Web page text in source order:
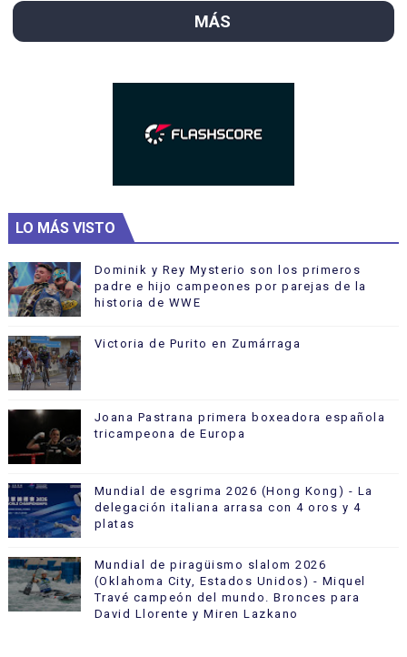
MÁS
LO MÁS VISTO
Dominik y Rey Mysterio son los primeros
padre e hijo campeones por parejas de la
historia de WWE
Victoria de Purito en Zumárraga
Joana Pastrana primera boxeadora española
tricampeona de Europa
Mundial de esgrima 2026 (Hong Kong) - La
delegación italiana arrasa con 4 oros y 4
platas
Mundial de piragüismo slalom 2026
(Oklahoma City, Estados Unidos) - Miquel
Travé campeón del mundo. Bronces para
David Llorente y Miren Lazkano